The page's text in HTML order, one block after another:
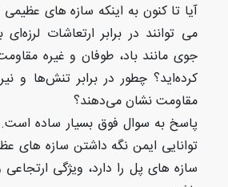
آیا تا کنون به اینکه سازه های
می توانند در برابر ارتعاشات
جوی مانند باد، طوفان و غیره
کرده‌اید؟ چطور در برابر تنش‌ها و
مقاومت نشان می‌دهند؟
پاسخ به سوال فوق بسیار ساده
توانایی ایمن نگه داشتن سازه های
سازه های پل را دارد، ویژگی